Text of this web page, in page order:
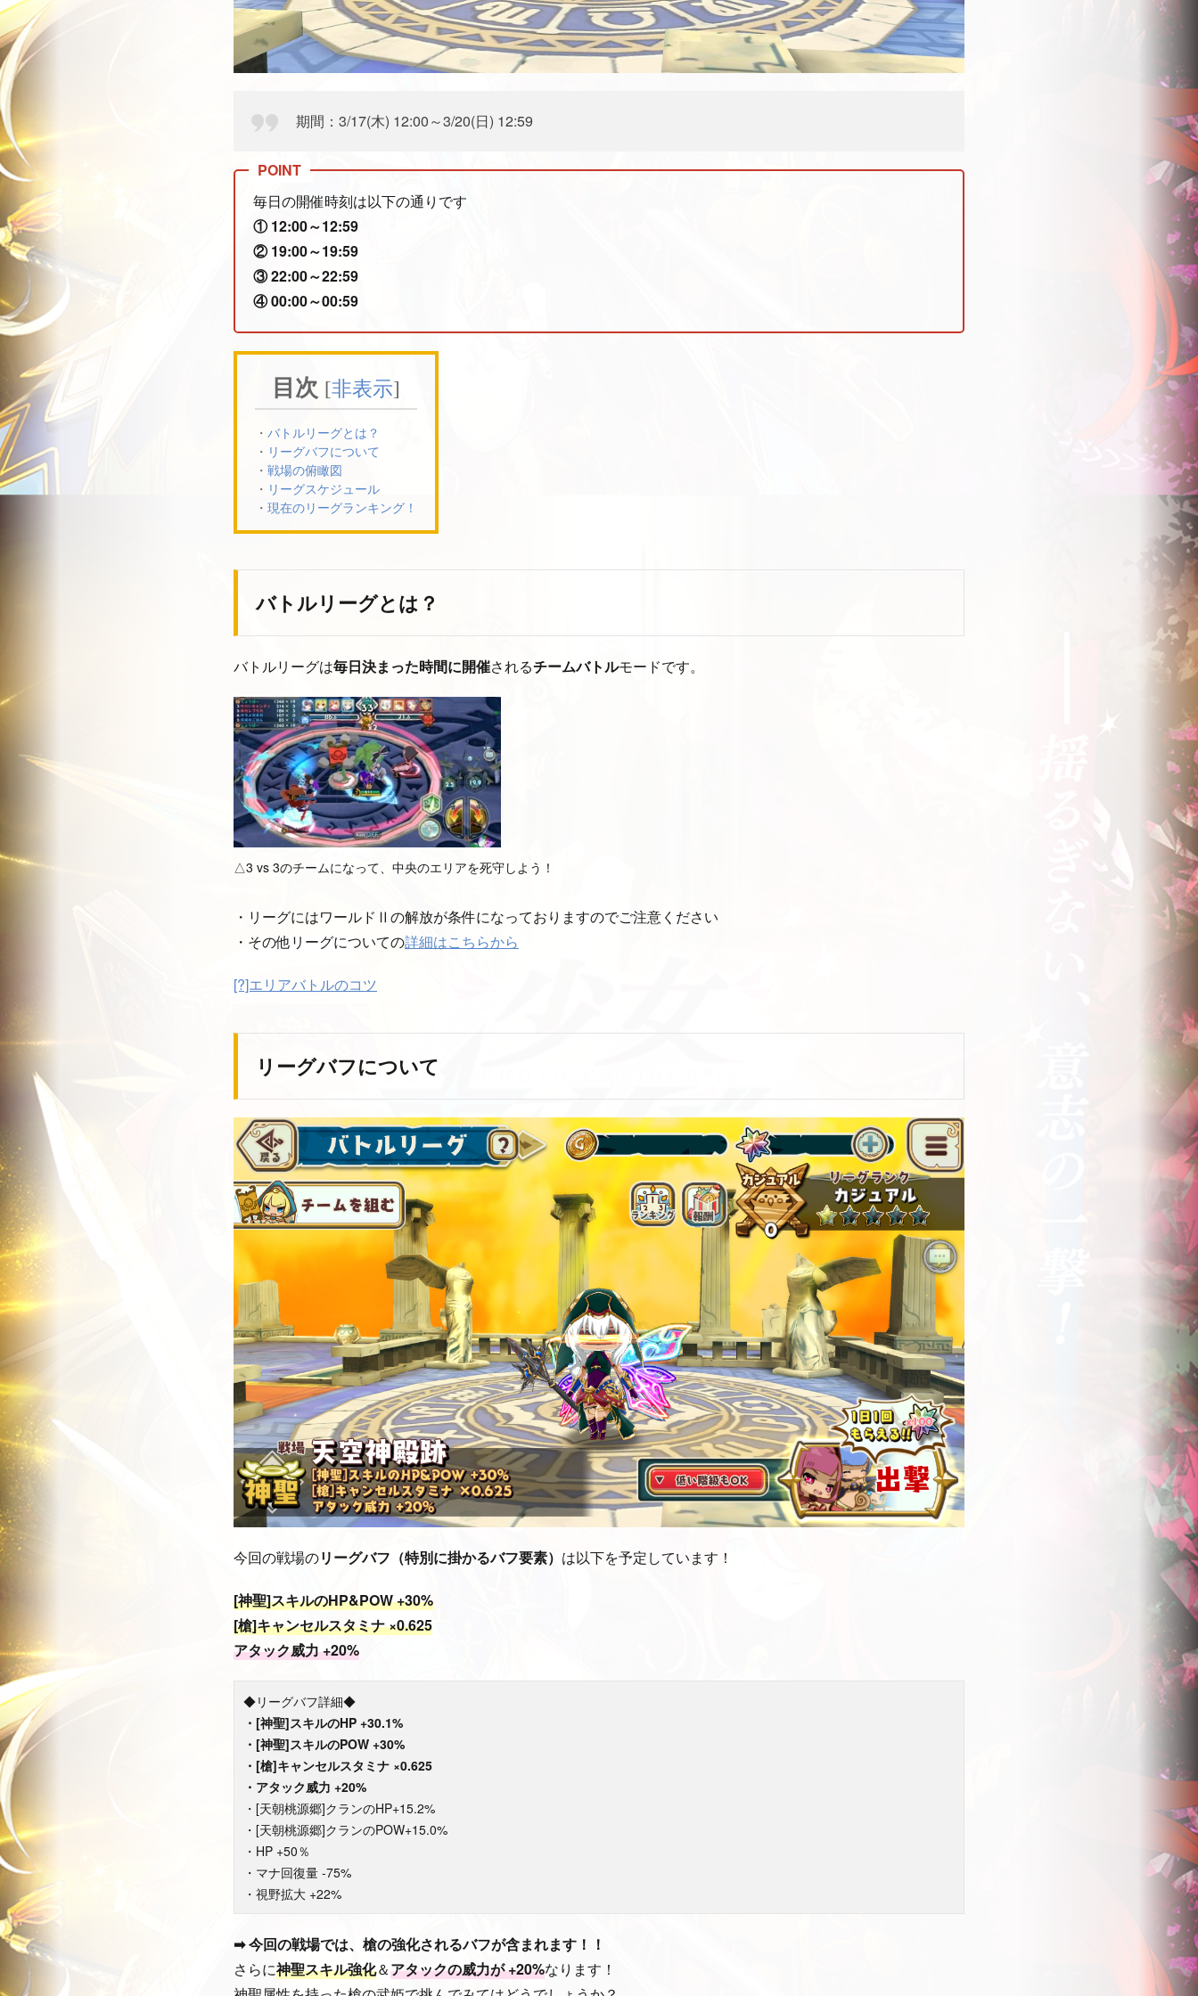
期間：3/17(木) 12:00～3/20(日) 12:59
毎日の開催時刻は以下の通りです
① 12:00～12:59
② 19:00～19:59
③ 22:00～22:59
④ 00:00～00:59
目次 [非表示]
バトルリーグとは？
リーグバフについて
戦場の俯瞰図
リーグスケジュール
現在のリーグランキング！
バトルリーグとは？
バトルリーグは毎日決まった時間に開催されるチームバトルモードです。
△3 vs 3のチームになって、中央のエリアを死守しよう！
・リーグにはワールドⅡの解放が条件になっておりますのでご注意ください
・その他リーグについての詳細はこちらから
[?]エリアバトルのコツ
リーグバフについて
今回の戦場のリーグバフ（特別に掛かるバフ要素） は以下を予定しています！
[神聖]スキルのHP&POW +30%
[槍]キャンセルスタミナ ×0.625
アタック威力 +20%
◆リーグバフ詳細◆
・[神聖]スキルのHP +30.1%
・[神聖]スキルのPOW +30%
・[槍]キャンセルスタミナ ×0.625
・アタック威力 +20%
・[天朝桃源郷]クランのHP+15.2%
・[天朝桃源郷]クランのPOW+15.0%
・HP +50％
・マナ回復量 -75%
・視野拡大 +22%
➡ 今回の戦場では、槍の強化されるバフが含まれます！！
さらに神聖スキル強化＆アタックの威力が +20%なります！